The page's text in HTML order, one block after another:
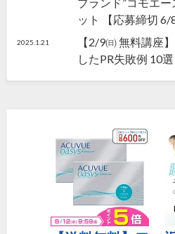
ット 【応募締切 6/
2025.1.21
【2/9㈰ 無料講座
したPR失敗例 10